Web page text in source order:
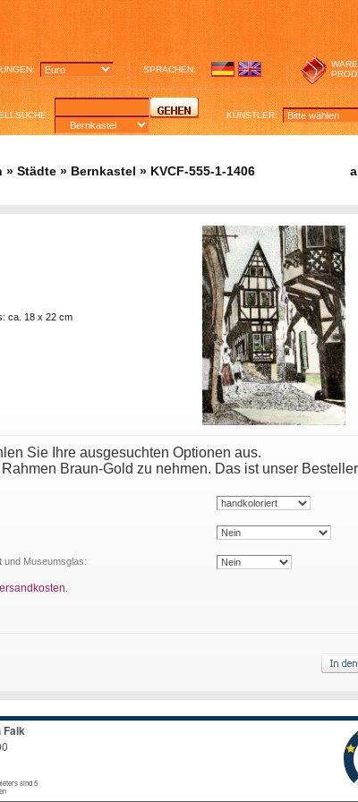
SPRACHEN:
KÜNSTLER:
» Städte » Bernkastel » KVCF-555-1-1406
ca. 18 x 22 cm
Sie Ihre ausgesuchten Optionen aus.
Braun-Gold zu nehmen. Das ist unser
und Museumsglas: